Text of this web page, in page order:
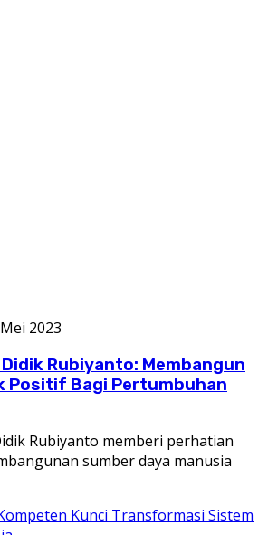
2023
Rubiyanto: Membangun
Positif Bagi Pertumbuhan
Rubiyanto memberi perhatian
sumber daya manusia